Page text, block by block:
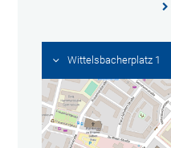
Wittelsbacherplatz 1